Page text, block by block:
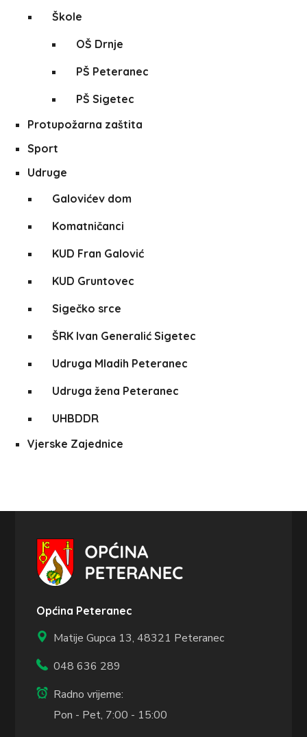
Škole
OŠ Drnje
PŠ Peteranec
PŠ Sigetec
Protupožarna zaštita
Sport
Udruge
Galovićev dom
Komatničanci
KUD Fran Galović
KUD Gruntovec
Sigečko srce
ŠRK Ivan Generalić Sigetec
Udruga Mladih Peteranec
Udruga žena Peteranec
UHBDDR
Vjerske Zajednice
Općina Peteranec
Matije Gupca 13,48321 Peteranec
048 636 289
Radno vrijeme:
Pon - Pet, 7:00 - 15:00